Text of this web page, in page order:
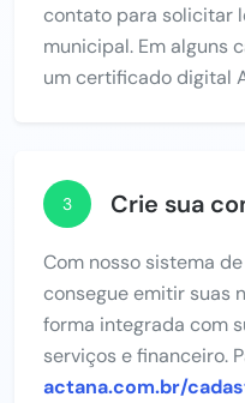
contato para solicitar
municipal. Em alguns
um certificado digital
3 Crie sua
Com nosso sistema
consegue emitir suas
forma integrada com
serviços e financeiro.
actana.com.br/